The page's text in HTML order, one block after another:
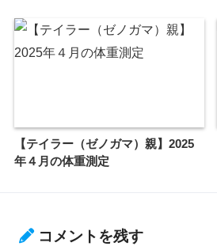
【テイラー（ゼノガマ）親】2025
年４月の体重測定
コメントを残す